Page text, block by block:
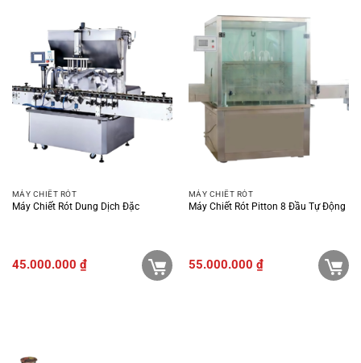
MÁY CHIẾT RÓT
Máy Chiết Rót Dung Dịch Đặc
45.000.000 ₫
MÁY CHIẾT RÓT
Máy Chiết Rót Pitton 8 Đầu Tự Động
55.000.000 ₫